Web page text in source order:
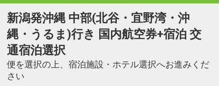
新潟発沖縄 中部(北谷・宜野湾・沖
縄・うるま)行き 国内航空券+宿泊 交
通宿泊選択
便を選択の上、宿泊施設・ホテル選択へお進みくだ
さい